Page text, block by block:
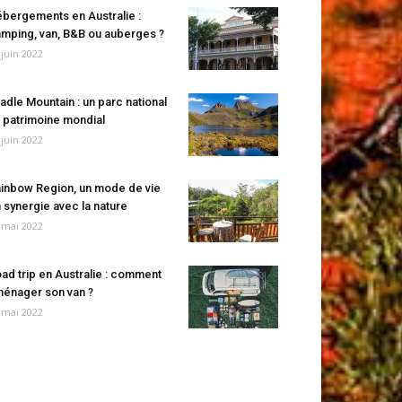
en Australie :
van, B&B ou auberges ?
2022
Mountain : un parc national
patrimoine mondial
2022
Region, un mode de vie
synergie avec la nature
2022
trip en Australie : comment
son van ?
2022